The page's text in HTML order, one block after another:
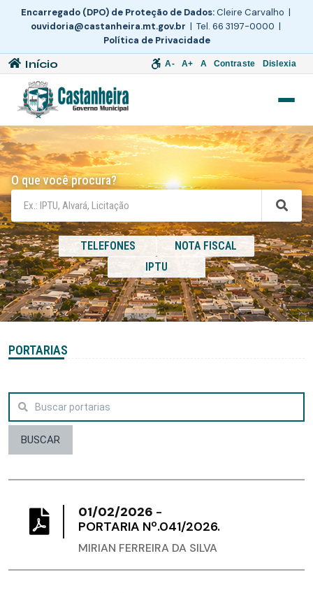
Encarregado (DPO) de Proteção de Dados:Cleire Carvalho |
ouvidoria@castanheira.mt.gov.br | Tel. 66 3197-0000 |
Política de Privacidade
Início A- A+ A Contraste Dislexia
O que você procura?
TELEFONES
NOTA FISCAL
IPTU
PORTARIAS
BUSCAR
01/02/2026 -
PORTARIA Nº.041/2026.
MIRIAN FERREIRA DA SILVA